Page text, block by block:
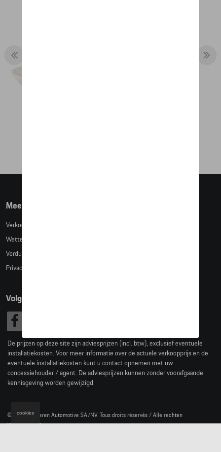
Meer info
Verkoopsvoorwaarden
Wettelijke bepalingen
Verduidelijking kledingmaten
Privacybeleid
Volg Ons
De prijzen op deze site zijn adviesprijzen (incl. btw), exclusief eventuele
installatiekosten. Voor meer informatie over de actuele verkoopprijs en de
eventuele installatiekosten kunt u contact opnemen met uw
concessiehouder / agent. De adviesprijzen kunnen zonder voorafgaande
kennisgeving worden gewijzigd.
© 2026 D'Ieteren Automotive SA/NV. Tous droits réservés / Alle rechten
voorbehouden.
cookies